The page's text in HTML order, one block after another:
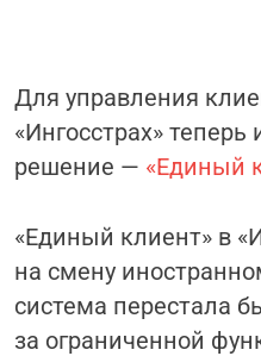
Для управления
«Ингосстрах» теперь
решение — «Единый
«Единый клиент» в
на смену
система перестала
за ограниченной